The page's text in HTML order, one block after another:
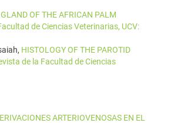
OF THE AFRICAN PALM
de Ciencias Veterinarias, UCV:
HISTOLOGY OF THE PAROTID
de la Facultad de Ciencias
ARTERIOVENOSAS EN EL